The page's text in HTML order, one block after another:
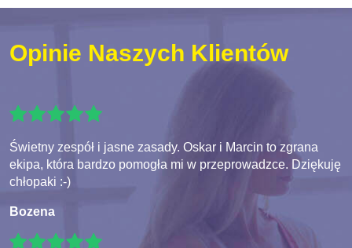
Opinie Naszych Klientów
Świetny zespół i jasne zasady. Oskar i Marcin to zgrana
ekipa, która bardzo pomogła mi w przeprowadzce. Dziękuję
chłopaki :-)
Bozena